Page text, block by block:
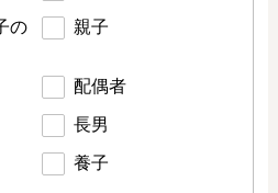
の
親子
配偶者
長男
養子